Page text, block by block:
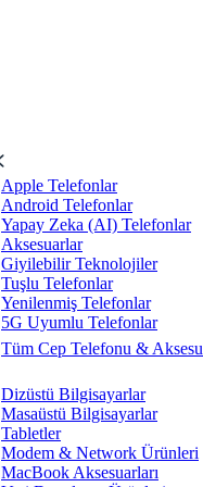
Apple Telefonlar
Android Telefonlar
Yapay Zeka (AI) Telefonlar
Aksesuarlar
Giyilebilir Teknolojiler
Tuşlu Telefonlar
Yenilenmiş Telefonlar
5G Uyumlu Telefonlar
Tüm Cep Telefonu &
Dizüstü Bilgisayarlar
Masaüstü Bilgisayarlar
Tabletler
Modem & Network Ürünleri
MacBook Aksesuarları